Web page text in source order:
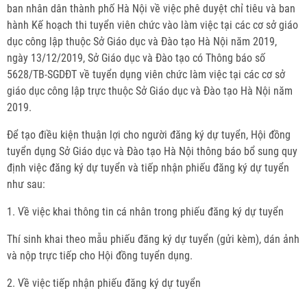
ban nhân dân thành phố Hà Nội về việc phê duyệt chỉ tiêu và ban
hành Kế hoạch thi tuyển viên chức vào làm việc tại các cơ sở giáo
dục công lập thuộc Sở Giáo dục và Đào tạo Hà Nội năm 2019,
ngày 13/12/2019, Sở Giáo dục và Đào tạo có Thông báo số
5628/TB-SGDĐT về tuyển dụng viên chức làm việc tại các cơ sở
giáo dục công lập trực thuộc Sở Giáo dục và Đào tạo Hà Nội năm
2019.
Để tạo điều kiện thuận lợi cho người đăng ký dự tuyển, Hội đồng
tuyển dụng Sở Giáo dục và Đào tạo Hà Nội thông báo bổ sung quy
định việc đăng ký dự tuyển và tiếp nhận phiếu đăng ký dự tuyển
như sau:
1. Về việc khai thông tin cá nhân trong phiếu đăng ký dự tuyển
Thí sinh khai theo mẫu phiếu đăng ký dự tuyển (gửi kèm), dán ảnh
và nộp trực tiếp cho Hội đồng tuyển dụng.
2. Về việc tiếp nhận phiếu đăng ký dự tuyển